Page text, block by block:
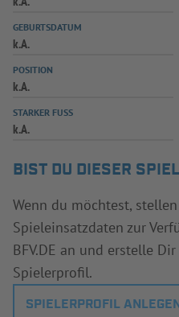
GEBURTSDATUM
k.A.
POSITION
k.A.
STARKER FUSS
k.A.
BIST DU DIESER
Wenn du möchtest,
Spieleinsatzdaten zur
BFV.DE an und erstelle
Spielerprofil.
SPIELERPROFIL